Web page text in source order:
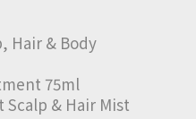
Hair & Body
75ml
Scalp & Hair Mist